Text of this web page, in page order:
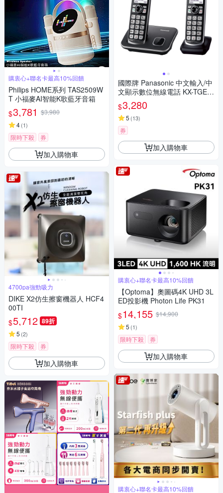
購衷心+聯名卡最高10%回饋
Philips HOME系列 TAS2509W
T 小福麥AI智能K歌藍牙音箱
$3,781 $3,980
4(1)
限時下殺 券
加入購物車
4700pa強勁吸力
DIKE X2仿生擦窗機器人 HCF4
00TI
$5,712 89折
5 (2)
限時下殺 券
加入購物車
國際牌 Panasonic 中文輸入/中
文顯示數位無線電話 KX-TGE6
12TWB
$3,280
5 (13)
券
加入購物車
購衷心+聯名卡最高10%回饋
【Optoma】奧圖碼4K UHD 3L
ED投影機 Photon Life PK31
$14,155 $14,900
5 (1)
限時下殺 券
加入購物車
購衷心+聯名卡最高10%回饋